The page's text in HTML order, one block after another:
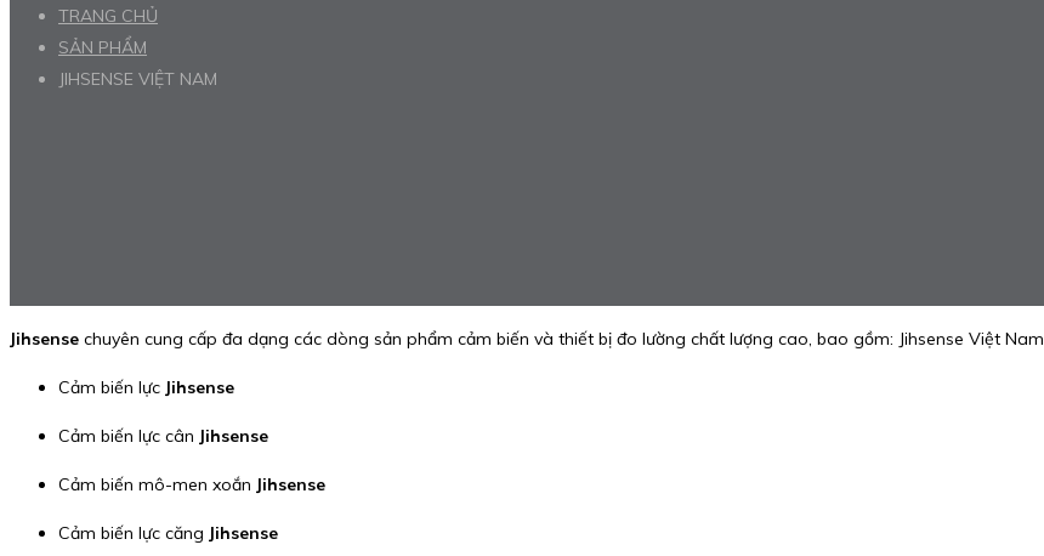
TRANG CHỦ
SẢN PHẨM
JIHSENSE VIỆT NAM
Jihsense chuyên cung cấp đa dạng các dòng sản phẩm cảm biến và thiết bị đo lường chất lượng cao, bao gồm: Jihsense Việt Nam
Cảm biến lực Jihsense
Cảm biến lực cân Jihsense
Cảm biến mô-men xoắn Jihsense
Cảm biến lực căng Jihsense